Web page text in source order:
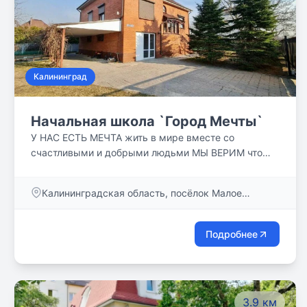
Калининград
Начальная школа `Город Мечты`
У НАС ЕСТЬ МЕЧТА жить в мире вместе со
счастливыми и добрыми людьми МЫ ВЕРИМ что
условия для обучения людей, начиная с самого
Калининградская область, посёлок Малое
Подробнее
3.9 км